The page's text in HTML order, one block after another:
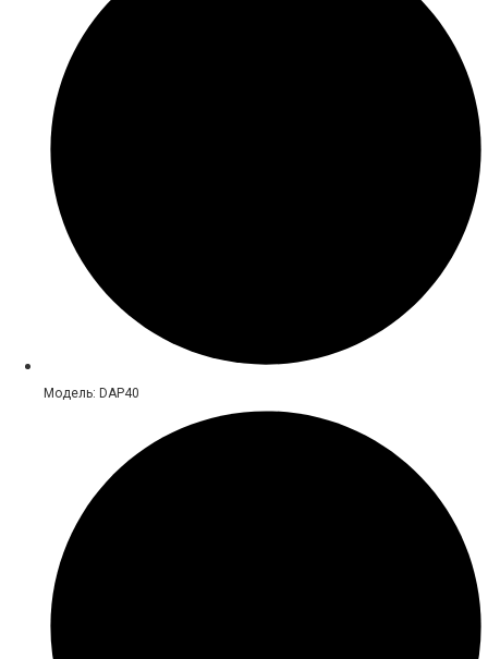
Модель: DAP40